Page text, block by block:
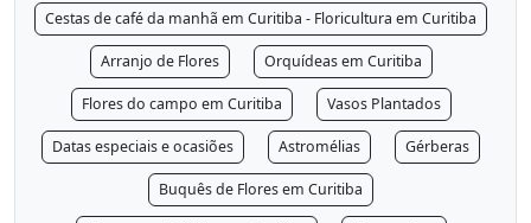
Cestas de café da manhã em Curitiba - Floricultura em Curitiba
Arranjo de Flores Orquídeas em Curitiba
Flores do campo em Curitiba Vasos Plantados
Datas especiais e ocasiões Astromélias Gérberas
Buquês de Flores em Curitiba